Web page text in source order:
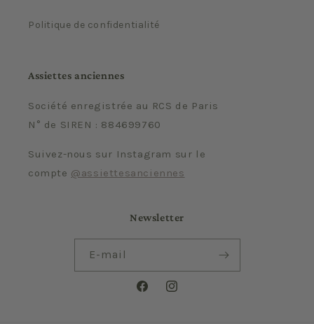
Politique de confidentialité
Assiettes anciennes
Société enregistrée au RCS de Paris
N° de SIREN : 884699760
Suivez-nous sur Instagram sur le
compte @assiettesanciennes
Newsletter
E-mail
FacebookInstagram